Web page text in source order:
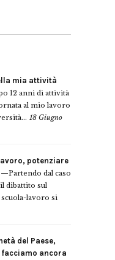
mia attività
12 anni di attività
al mio lavoro
18 Giugno
potenziare
Partendo dal caso
dibattito sul
scuola-lavoro si
del Paese,
ancora